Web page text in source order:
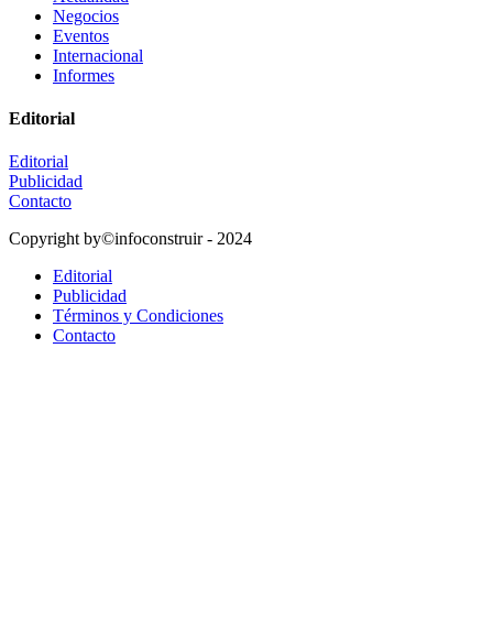
Negocios
Eventos
Internacional
Informes
Editorial
Editorial
Publicidad
Contacto
Copyright by©infoconstruir - 2024
Editorial
Publicidad
Términos y Condiciones
Contacto